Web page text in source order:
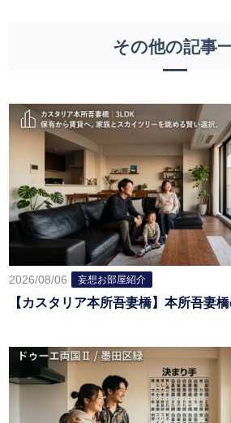
その他の記事
2026/08/06 妄想お部屋紹介
【カスタリア本所吾妻橋】本所吾